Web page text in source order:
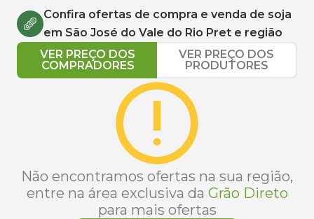
Confira ofertas de compra e venda de soja
em São José do Vale do Rio Pret e região
VER PREÇO DOS
COMPRADORES
VER PREÇO DOS
PRODUTORES
Não encontramos ofertas na sua região,
entre na área exclusiva da Grão Direto
para mais ofertas